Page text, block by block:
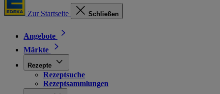
Zur Startseite Schließen
Angebote
Märkte
Rezepte
Rezeptsuche
Rezeptsammlungen